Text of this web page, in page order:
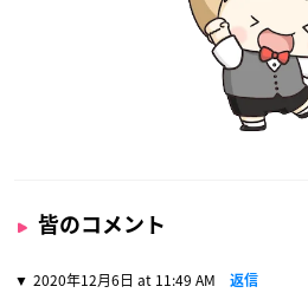
皆のコメント
2020年12月6日 at 11:49 AM 返信